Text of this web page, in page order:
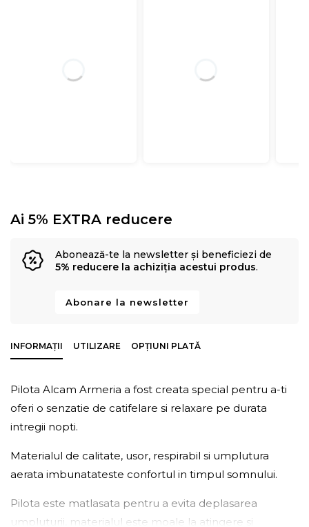
Ai 5% EXTRA reducere
Abonează-te la newsletter și beneficiezi de
5% reducere la achiziția acestui produs.
Abonare la newsletter
INFORMAȚII UTILIZARE OPȚIUNI PLATĂ
Pilota Alcam Armeria a fost creata special pentru a-ti
oferi o senzatie de catifelare si relaxare pe durata
intregii nopti.
Materialul de calitate, usor, respirabil si umplutura
aerata imbunatateste confortul in timpul somnului.
Pilota este matlasata pentru a evita deplasarea
umpluturii, materialul este moale la atingere si